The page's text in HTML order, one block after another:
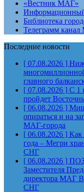
«Вестник МАГ»
Библиотека
Телеграмм
Последние новости
[ 07.08.2026 ]
главного
[ 07.08.2026 ] С 1
пройдет
[ 06.08.2026 ]
опираться и на
МАГ-города
[ 06.08.2026 ] Как
года – Мегри
СНГ
[ 06.08.2026 ]
Заместителя
директора МАГ
СНГ